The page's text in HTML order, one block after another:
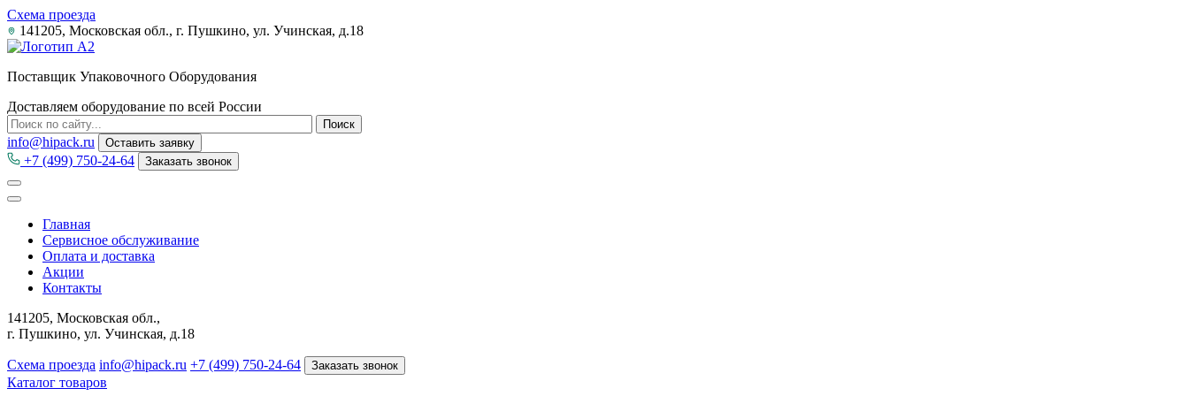
Схема проезда
141205, Московская обл., г. Пушкино, ул. Учинская, д.18
Поставщик Упаковочного Оборудования
Доставляем оборудование по всей России
info@hipack.ru Оставить заявку
+7 (499) 750-24-64 Заказать звонок
Главная
Сервисное обслуживание
Оплата и доставка
Акции
Контакты
141205, Московская обл.,
г. Пушкино, ул. Учинская, д.18
Схема проезда info@hipack.ru +7 (499) 750-24-64 Заказать звонок
Каталог товаров